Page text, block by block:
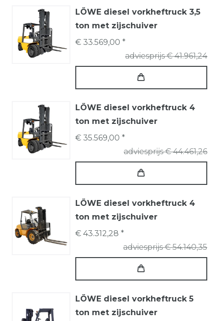
LÖWE diesel vorkheftruck 3,5
ton met zijschuiver
adviesprijs € 41.961,24
€ 33.569,00 *
LÖWE diesel vorkheftruck 4
ton met zijschuiver
adviesprijs € 44.461,26
€ 35.569,00 *
LÖWE diesel vorkheftruck 4
ton met zijschuiver
adviesprijs € 54.140,35
€ 43.312,28 *
LÖWE diesel vorkheftruck 5
ton met zijschuiver